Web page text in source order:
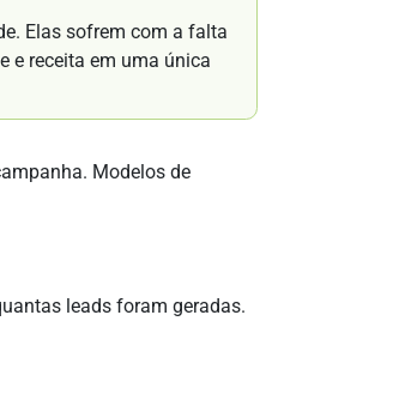
Elas sofrem com a falta
e receita em uma única
Modelos de
leads foram geradas.